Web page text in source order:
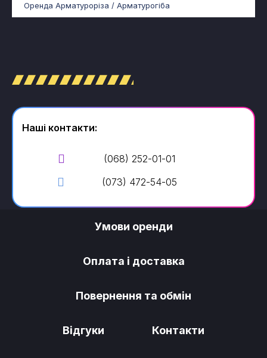
Оренда Арматуроріза / Арматурогіба
Наші контакти:
(068) 252-01-01
(073) 472-54-05
Умови оренди
Оплата і доставка
Повернення та обмін
Відгуки Контакти